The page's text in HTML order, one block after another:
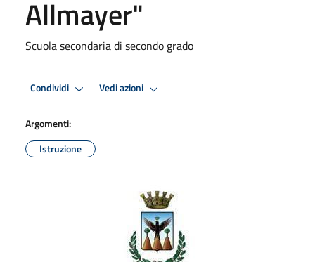
Allmayer"
Scuola secondaria di secondo grado
Condividi Vedi azioni
Argomenti:
Istruzione